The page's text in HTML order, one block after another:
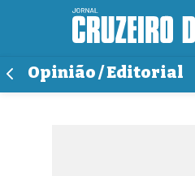
Opinião / Editorial